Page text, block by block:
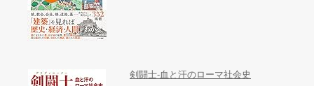
剣闘士-血と汗のローマ社会史